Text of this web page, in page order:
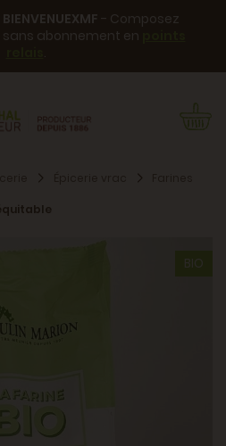
BIENVENUEXMF - Composez
sans abonnement en
.
BIO